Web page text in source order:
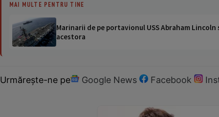
MAI MULTE PENTRU TINE
Marinarii de pe portavionul USS Abraham
acestora
Urmărește-ne pe Google News Facebook